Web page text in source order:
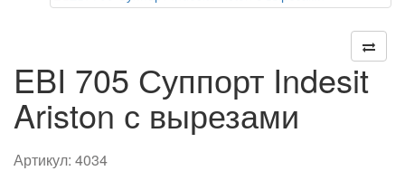
EBI 705 Суппорт Indesit
Ariston с вырезами
Артикул: 4034